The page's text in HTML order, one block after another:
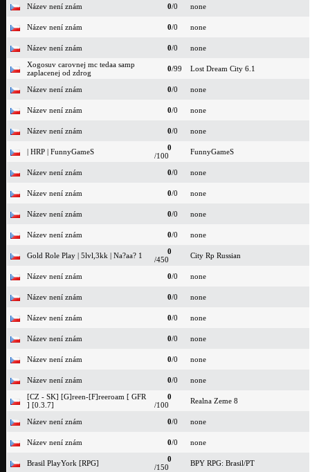
Název není znám
0/0 none
Název není znám 0/0 none
Název není znám 0/0
none
Xogosuv carovnej mc tedaa samp
zaplacenej od zdrog
0/99 Lost Dream City 6.1
Název není znám 0/0 none
Název není znám 0/0 none
Název není znám 0/0 none
| HRP | FunnyGameS
0
/100
FunnyGameS
Název není znám 0/0 none
Název není znám 0/0 none
Název není znám 0/0 none
Název není znám 0/0 none
Gold Role Play | 5lvl,3kk | Na?aa? 1
0
/450
City Rp Russian
Název není znám 0/0 none
Název není znám 0/0 none
Název není znám 0/0 none
Název není znám 0/0 none
Název není znám 0/0 none
Název není znám 0/0
none
[CZ - SK] [G]reen-[F]reeroam [ GFR
] [0.3.7]
0
/100
Realna Zeme 8
Název není znám 0/0 none
Název není znám 0/0 none
Brasil PlayYork [RPG]
0
/150
BPY RPG: Brasil/PT